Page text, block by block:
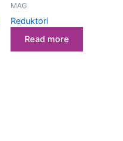
MAG
Reduktori
Read more